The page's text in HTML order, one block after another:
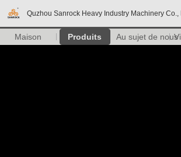
Quzhou Sanrock Heavy Industry Machinery Co.,
Maison Produits Au sujet de nous